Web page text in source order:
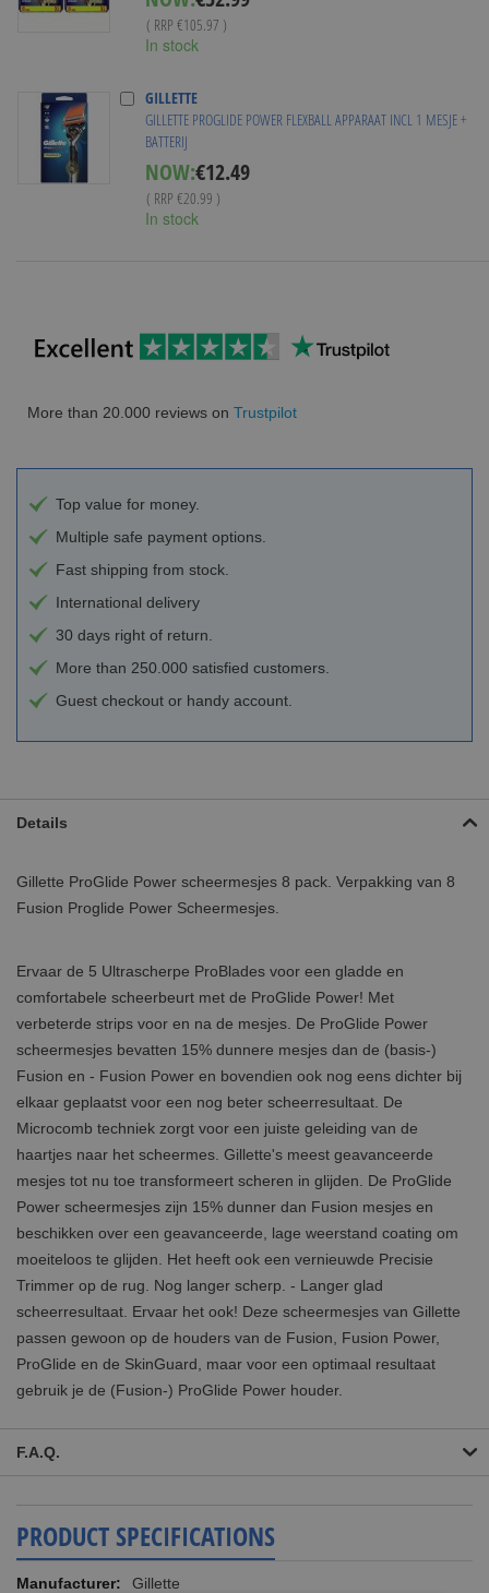
Price
( RRP €105.97 )
In stock
GILLETTE
GILLETTE PROGLIDE POWER FLEXBALL APPARAAT INCL 1 MESJE +
BATTERIJ
NOW:Special
Price
€12.49
( RRP €20.99 )
In stock
More than 20.000 reviews on Trustpilot
Top value for money.
Multiple safe payment options.
Fast shipping from stock.
International delivery
30 days right of return.
More than 250.000 satisfied customers.
Guest checkout or handy account.
Details
Gillette ProGlide Power scheermesjes 8 pack. Verpakking van 8
Fusion Proglide Power Scheermesjes.
Ervaar de 5 Ultrascherpe ProBlades voor een gladde en
comfortabele scheerbeurt met de ProGlide Power! Met
verbeterde strips voor en na de mesjes. De ProGlide Power
scheermesjes bevatten 15% dunnere mesjes dan de (basis-)
Fusion en - Fusion Power en bovendien ook nog eens dichter bij
elkaar geplaatst voor een nog beter scheerresultaat. De
Microcomb techniek zorgt voor een juiste geleiding van de
haartjes naar het scheermes. Gillette's meest geavanceerde
mesjes tot nu toe transformeert scheren in glijden. De ProGlide
Power scheermesjes zijn 15% dunner dan Fusion mesjes en
beschikken over een geavanceerde, lage weerstand coating om
moeiteloos te glijden. Het heeft ook een vernieuwde Precisie
Trimmer op de rug. Nog langer scherp. - Langer glad
scheerresultaat. Ervaar het ook! Deze scheermesjes van Gillette
passen gewoon op de houders van de Fusion, Fusion Power,
ProGlide en de SkinGuard, maar voor een optimaal resultaat
gebruik je de (Fusion-) ProGlide Power houder.
F.A.Q.
PRODUCT SPECIFICATIONS
More
Gillette